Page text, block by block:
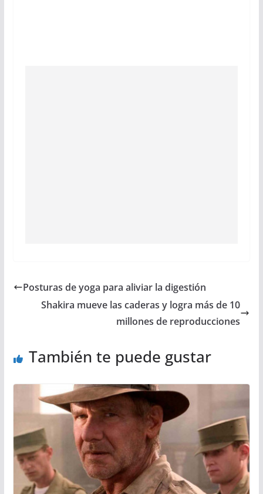
Posturas de yoga para aliviar la digestión
Shakira mueve las caderas y logra más de 10
millones de reproducciones
También te puede gustar